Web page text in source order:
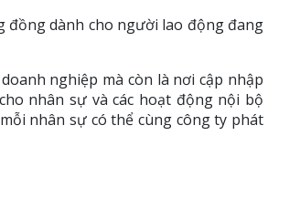
dành cho người lao động đang
nghiệp mà còn là nơi cập nhập
nhân sự và các hoạt động nội bộ
nhân sự có thể cùng công ty phát